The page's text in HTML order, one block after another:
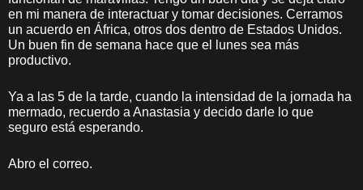
en mi manera de interactuar y tomar decisiones. Cerramos
un acuerdo en África, otros dos dentro de Estados Unidos.
Un buen fin de semana hace que el lunes sea más
productivo.
Ya a las 5 de la tarde, cuando la intensidad de la jornada ha
mermado, recuerdo a Anastasia y decido darle lo que
seguro está esperando.
Abro el correo.